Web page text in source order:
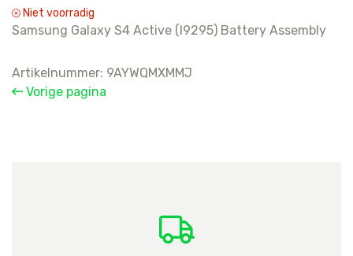
Niet voorradig
Samsung Galaxy S4 Active (I9295) Battery Assembly
Artikelnummer: 9AYWQMXMMJ
Vorige pagina